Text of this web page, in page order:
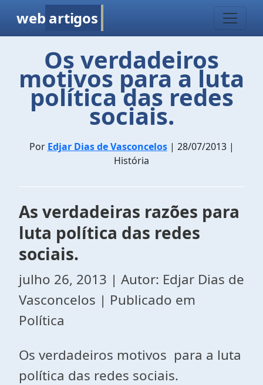
web artigos
Os verdadeiros
motivos para a luta
política das redes
sociais.
Por Edjar Dias de Vasconcelos| 28/07/2013 |
História
As verdadeiras razões para
luta política das redes
sociais.
julho 26, 2013 | Autor: Edjar Dias de
Vasconcelos | Publicado em
Política
Os verdadeiros motivos para a luta
política das redes sociais.